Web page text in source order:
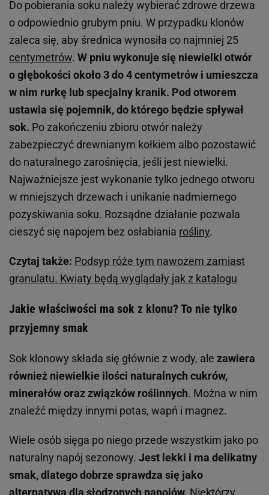
Do pobierania soku należy wybierać zdrowe drzewa
o odpowiednio grubym pniu. W przypadku klonów
zaleca się, aby średnica wynosiła co najmniej 25
centymetrów. W pniu wykonuje się niewielki otwór
o głębokości około 3 do 4 centymetrów i umieszcza
w nim rurkę lub specjalny kranik. Pod otworem
ustawia się pojemnik, do którego będzie spływał
sok. Po zakończeniu zbioru otwór należy
zabezpieczyć drewnianym kołkiem albo pozostawić
do naturalnego zarośnięcia, jeśli jest niewielki.
Najważniejsze jest wykonanie tylko jednego otworu
w mniejszych drzewach i unikanie nadmiernego
pozyskiwania soku. Rozsądne działanie pozwala
cieszyć się napojem bez osłabiania rośliny.
Czytaj także: Podsyp róże tym nawozem zamiast
granulatu. Kwiaty będą wyglądały jak z katalogu
Jakie właściwości ma sok z klonu? To nie tylko
przyjemny smak
Sok klonowy składa się głównie z wody, ale zawiera
również niewielkie ilości naturalnych cukrów,
minerałów oraz związków roślinnych. Można w nim
znaleźć między innymi potas, wapń i magnez.
Wiele osób sięga po niego przede wszystkim jako po
naturalny napój sezonowy. Jest lekki i ma delikatny
smak, dlatego dobrze sprawdza się jako
alternatywa dla słodzonych napojów. Niektórzy